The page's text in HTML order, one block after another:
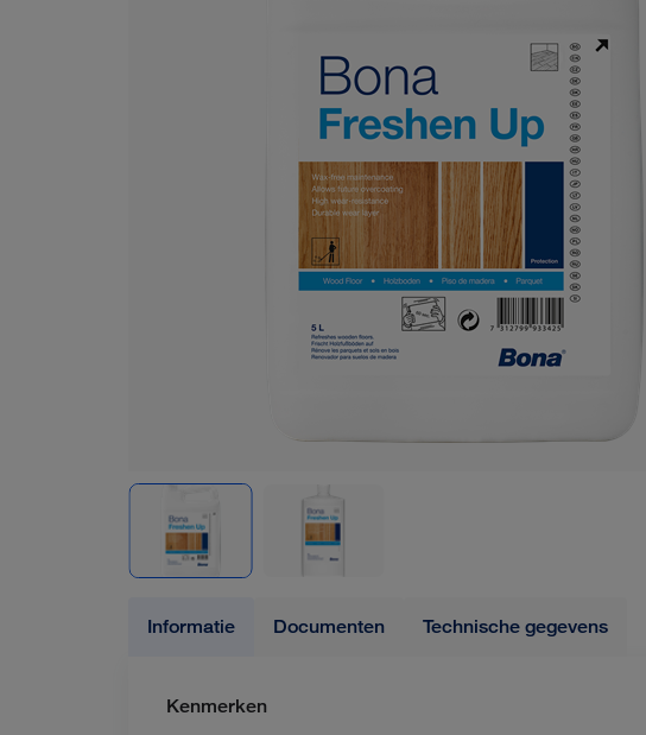
Informatie Documenten Technische gegevens
Kenmerken